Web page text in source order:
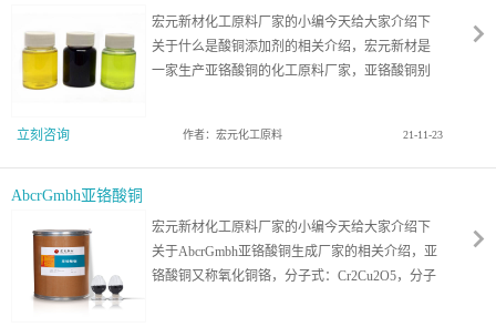
宏元新材化工原料厂家的小编今天给大家介绍下
关于什么是酸铜添加剂的相关介绍，宏元新材是
一家生产亚铬酸铜的化工原料厂家，亚铬酸铜别
误以为是同一种物质，但其实不然，两者有着很
大的区别的！不过既然有人不认识酸铜添加剂的
立刻咨询 作者：宏元化工原料 21-11-23
AbcrGmbh亚铬酸铜
宏元新材化工原料厂家的小编今天给大家介绍下
关于AbcrGmbh亚铬酸铜生成厂家的相关介绍，亚
铬酸铜又称氧化铜铬，分子式：Cr2Cu2O5，分子